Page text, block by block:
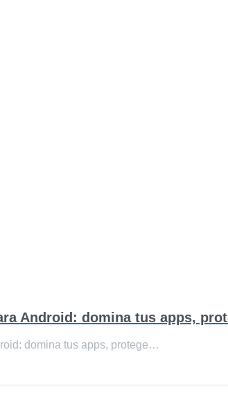
Android: domina tus apps,
domina tus apps, protege…